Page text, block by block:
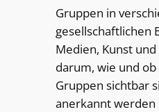
Gruppen in
gesellschaftlichen
Medien, Kunst
darum, wie und
Gruppen sichtbar
anerkannt werden